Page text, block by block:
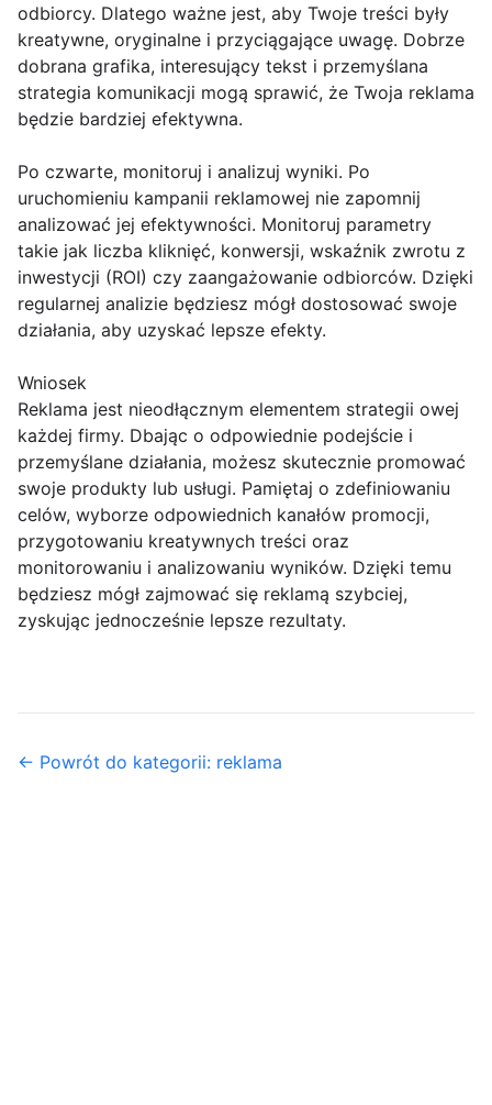
odbiorcy. Dlatego ważne jest, aby Twoje treści były
kreatywne, oryginalne i przyciągające uwagę. Dobrze
dobrana grafika, interesujący tekst i przemyślana
strategia komunikacji mogą sprawić, że Twoja reklama
będzie bardziej efektywna.
Po czwarte, monitoruj i analizuj wyniki. Po
uruchomieniu kampanii reklamowej nie zapomnij
analizować jej efektywności. Monitoruj parametry
takie jak liczba kliknięć, konwersji, wskaźnik zwrotu z
inwestycji (ROI) czy zaangażowanie odbiorców. Dzięki
regularnej analizie będziesz mógł dostosować swoje
działania, aby uzyskać lepsze efekty.
Wniosek
Reklama jest nieodłącznym elementem strategii owej
każdej firmy. Dbając o odpowiednie podejście i
przemyślane działania, możesz skutecznie promować
swoje produkty lub usługi. Pamiętaj o zdefiniowaniu
celów, wyborze odpowiednich kanałów promocji,
przygotowaniu kreatywnych treści oraz
monitorowaniu i analizowaniu wyników. Dzięki temu
będziesz mógł zajmować się reklamą szybciej,
zyskując jednocześnie lepsze rezultaty.
← Powrót do kategorii: reklama